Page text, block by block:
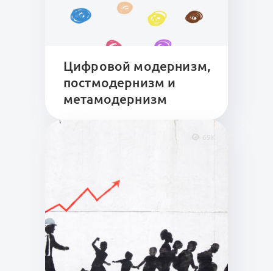
Цифровой модернизм,
постмодернизм и
метамодернизм
69K